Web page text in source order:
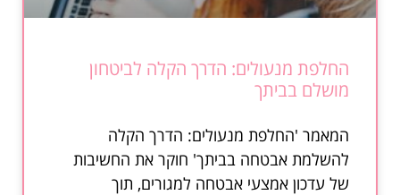
החלפת מנעולים: הדרך הקלה לביטחון
מושלם בביתך
המאמר 'החלפת מנעולים: הדרך הקלה
להשלמת אבטחה בביתך' חוקר את החשיבות
של עדכון אמצעי אבטחה למגורים, תוך